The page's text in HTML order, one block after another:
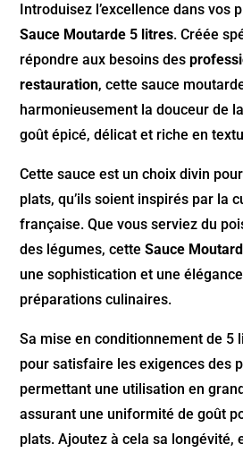
Introduisez l’excellence dans vos
Sauce Moutarde 5 litres. Créée
répondre aux besoins des
restauration, cette sauce
harmonieusement la douceur de
goût épicé, délicat et riche en
Cette sauce est un choix divin
plats, qu’ils soient inspirés par la
française. Que vous serviez du
des légumes, cetteSauce
une sophistication et une
préparations culinaires.
Sa mise en conditionnement de 5
pour satisfaire les exigences des
permettant une utilisation en
assurant une uniformité de goût
plats. Ajoutez à cela sa longévité,